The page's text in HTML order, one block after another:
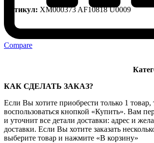
Compare
Артикул: XM000373 AF10818 U0009
КАК СДЕЛАТЬ ЗАКАЗ?
Если Вы хотите приобрести только 1
воспользоваться кнопкой «Купить». Вам
и уточнит все детали доставки: адрес и
доставки. Если Вы хотите заказать
выберите товар и нажмите «В корзину»